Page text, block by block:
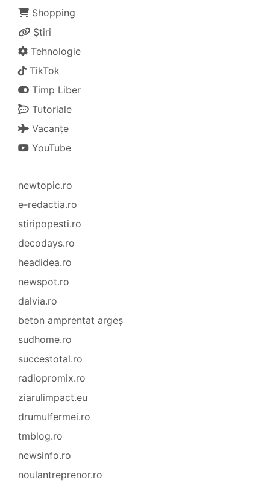
Shopping
Știri
Tehnologie
TikTok
Timp Liber
Tutoriale
Vacanțe
YouTube
newtopic.ro
e-redactia.ro
stiripopesti.ro
decodays.ro
headidea.ro
newspot.ro
dalvia.ro
beton amprentat argeș
sudhome.ro
succestotal.ro
radiopromix.ro
ziarulimpact.eu
drumulfermei.ro
tmblog.ro
newsinfo.ro
noulantreprenor.ro